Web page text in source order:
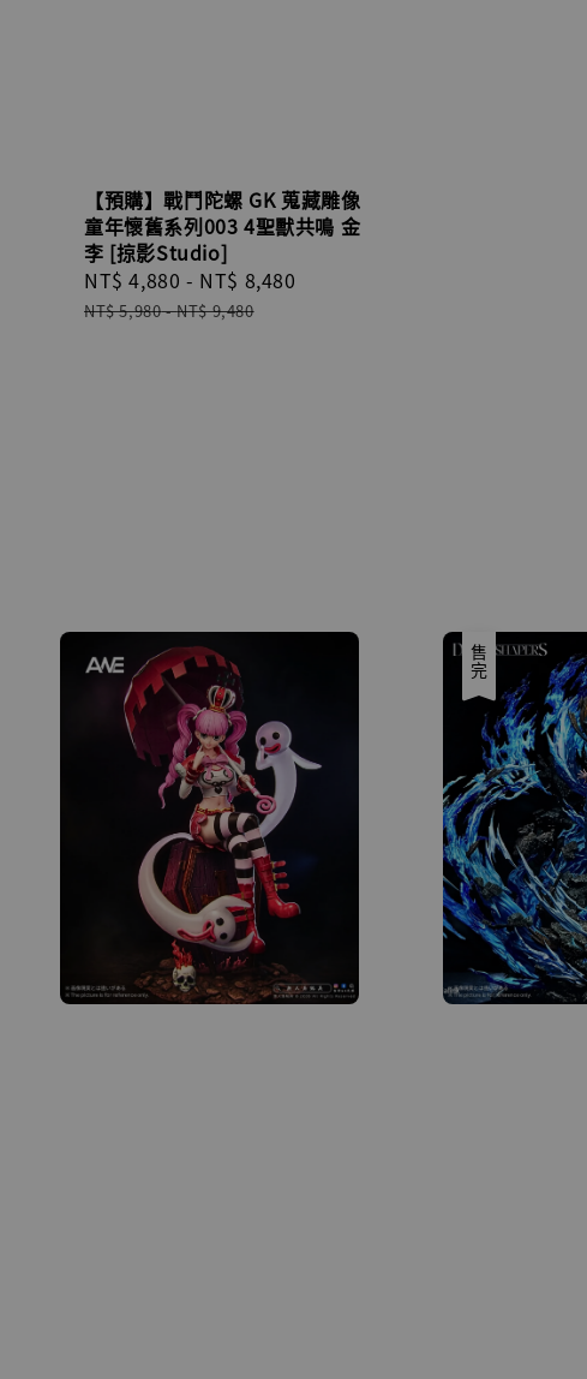
【預購】戰鬥陀螺 GK 蒐藏雕像
童年懷舊系列003 4聖獸共鳴 金
李 [掠影Studio]
Sale
price
NT$ 4,880 - NT$ 8,480
NT$ 5,980-NT$ 9,480
售完